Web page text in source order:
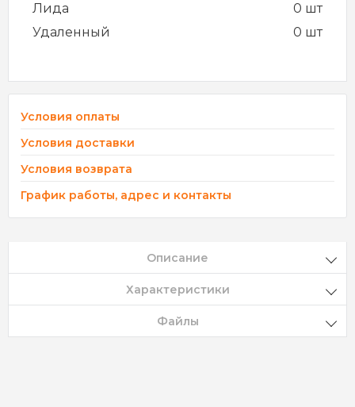
Лида
0 шт
Удаленный
0 шт
Условия оплаты
Условия доставки
Условия возврата
График работы, адрес и контакты
Описание
Характеристики
Файлы